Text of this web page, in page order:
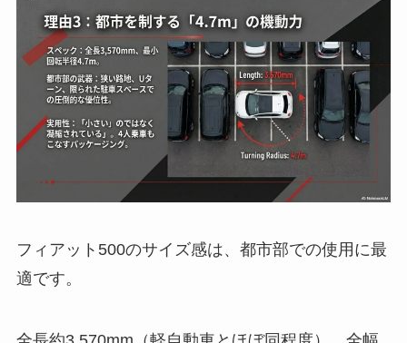
フィアット500のサイズ感は、都市部での使用に最
適です。